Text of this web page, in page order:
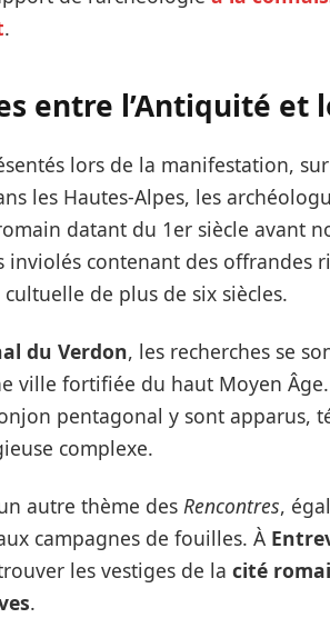
.
entre l’Antiquité et
lors de la manifestation,
les Hautes-Alpes, les
datant du 1er siècle avant
inviolés contenant des offrandes
de plus de six siècles.
du Verdon, les recherches se
ville fortifiée du haut Moyen
pentagonal y sont apparus,
complexe.
autre thème des Rencontres,
campagnes de fouilles. À
les vestiges de la cité
.